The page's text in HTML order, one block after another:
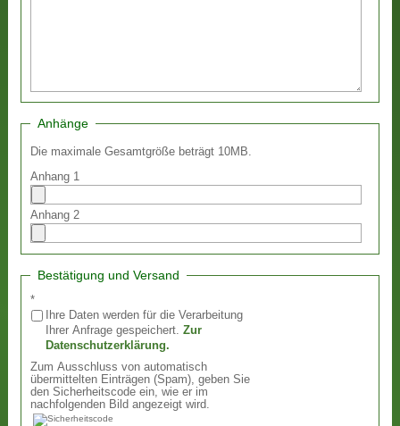
Anhänge
Die maximale Gesamtgröße beträgt 10MB.
Anhang 1
Anhang 2
Bestätigung und Versand
*
Ihre Daten werden für die Verarbeitung
Ihrer Anfrage gespeichert. Zur
Datenschutzerklärung.
Zum Ausschluss von automatisch
übermittelten Einträgen (Spam), geben Sie
den Sicherheitscode ein, wie er im
nachfolgenden Bild angezeigt wird.